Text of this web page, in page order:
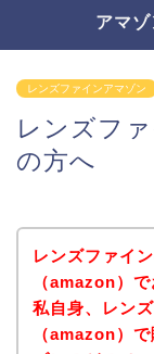
アマ
レンズファインアマゾン
レンズフ
の方へ
レンズファイ
（amazon）
私自身、レン
（amazon）